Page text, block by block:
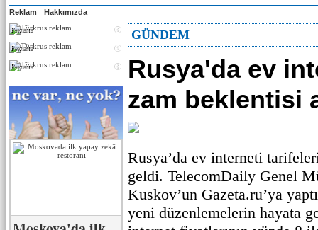
Reklam Hakkımızda
Реклама
Реклама
Реклама
GÜNDEM
Rusya'da ev
zam beklentisi
Rusya’da ev interneti
geldi. TelecomDaily Genel
Kuskov’un Gazeta.ru’ya
yeni düzenlemelerin hayata